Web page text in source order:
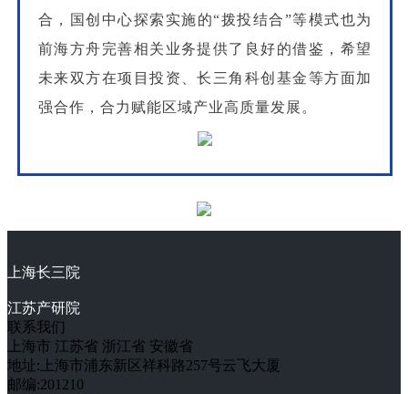
合，国创中心探索实施的“拨投结合”等模式也为
前海方舟完善相关业务提供了良好的借鉴，希望
未来双方在项目投资、长三角科创基金等方面加
强合作，合力赋能区域产业高质量发展。
上海长三院
江苏产研院
联系我们
上海市 江苏省 浙江省 安徽省
地址:上海市浦东新区祥科路257号云飞大厦
邮编:201210